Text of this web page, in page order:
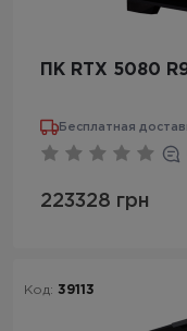
ПК RTX 5080
Бесплатная
223328 грн
Код: 39113